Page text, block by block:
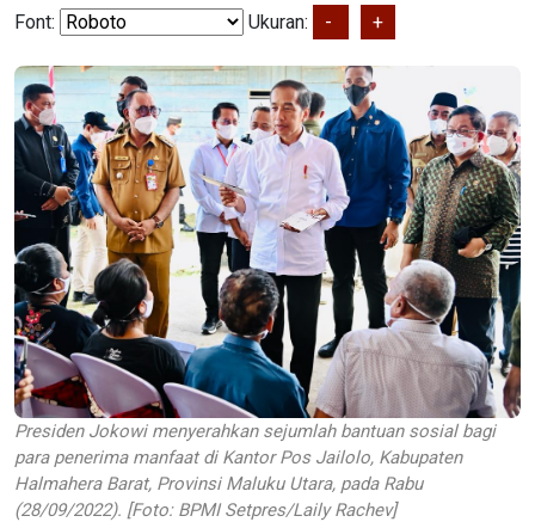
Font: Ukuran: - +
Presiden Jokowi menyerahkan sejumlah bantuan sosial bagi
para penerima manfaat di Kantor Pos Jailolo, Kabupaten
Halmahera Barat, Provinsi Maluku Utara, pada Rabu
(28/09/2022). [Foto: BPMI Setpres/Laily Rachev]